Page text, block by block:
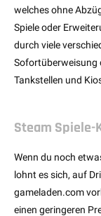
welches ohne
Spiele oder
durch viele
Sofortüberweisung
Tankstellen und
Steam Spiele-
Wenn du noch
lohnt es sich, auf
gameladen.com
einen geringeren